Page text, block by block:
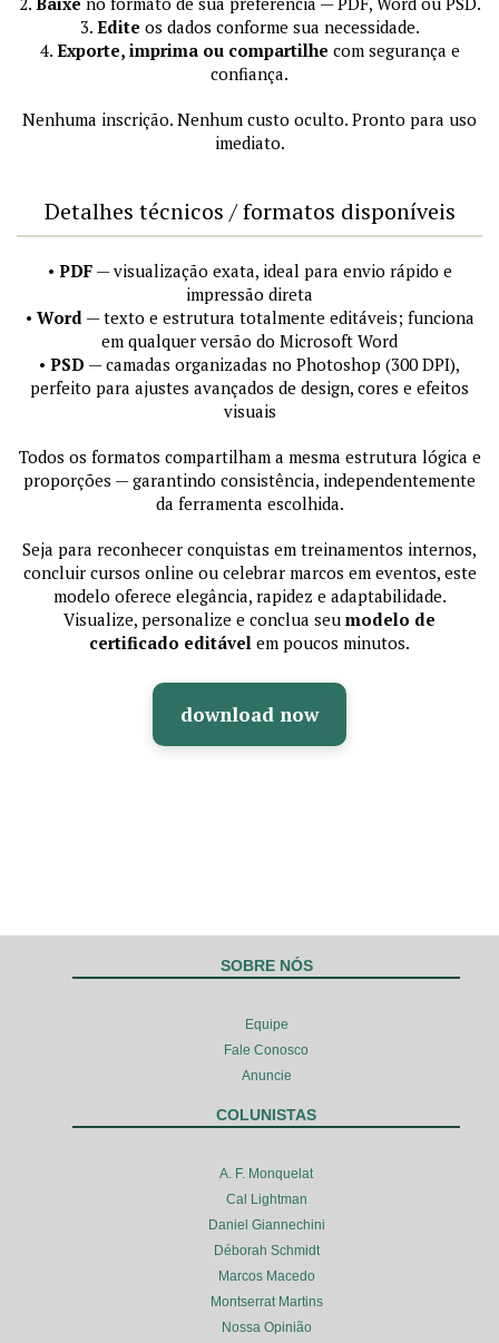
3. Edite os dados conforme sua necessidade.
4. Exporte, imprima ou compartilhe com segurança e
confiança.
Nenhuma inscrição. Nenhum custo oculto. Pronto para uso
imediato.
Detalhes técnicos / formatos disponíveis
• PDF— visualização exata, ideal para envio rápido e
impressão direta
• Word — texto e estrutura totalmente editáveis; funciona
em qualquer versão do Microsoft Word
• PSD — camadas organizadas no Photoshop (300 DPI),
perfeito para ajustes avançados de design, cores e efeitos
visuais
Todos os formatos compartilham a mesma estrutura lógica e
proporções — garantindo consistência, independentemente
da ferramenta escolhida.
Seja para reconhecer conquistas em treinamentos internos,
concluir cursos online ou celebrar marcos em eventos, este
modelo oferece elegância, rapidez e adaptabilidade.
Visualize, personalize e conclua seu modelo de
certificado editável em poucos minutos.
download now
SOBRE NÓS
Equipe
Fale Conosco
Anuncie
COLUNISTAS
A. F. Monquelat
Cal Lightman
Daniel Giannechini
Déborah Schmidt
Marcos Macedo
Montserrat Martins
Nossa Opinião